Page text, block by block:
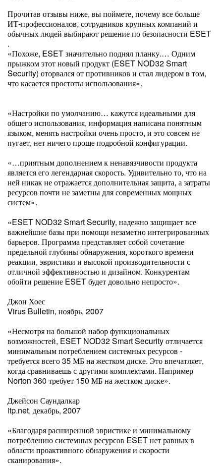
Прочитав отзывы ниже, вы поймете, почему все больше
ИТ-профессионалов, сотрудников крупных компаний и
обычных людей выбирают решение по безопасности ESET
.
«Похоже, ESET значительно поднял планку.… Одним
прыжком этот новый продукт (ESET NOD32 Smart
Security) оторвался от противников и стал лидером в том,
что касается простоты использования».
«Настройки по умолчанию… кажутся идеальными для
общего использования, информация написана понятным
языком, менять настройки очень просто, и это совсем не
пугает, нет ничего проще подробной конфигурации.
«…приятным дополнением к ненавязчивости продукта
является его легендарная скорость. Удивительно то, что на
ней никак не отражается дополнительная защита, а затраты
ресурсов почти не заметны для современных мощных
систем».
«ESET NOD32 Smart Security, надежно защищает все
важнейшие базы при помощи незаметно интегрированных
барьеров. Программа представляет собой сочетание
предельной глубины обнаружения, короткого времени
реакции, эвристики и высокой производительности с
отличной эффективностью и дизайном. Конкурентам
обойти решение ESET будет довольно непросто».
Джон Хоес
Virus Bulletin, ноябрь, 2007
«Несмотря на большой набор функциональных
возможностей, ESET NOD32 Smart Security отличается
минимальным потреблением системных ресурсов -
требуется всего 35 МБ на жестком диске. Это впечатляет,
когда сравниваешь с другими комплектами. Например
Norton 360 требует 150 МБ на жестком диске».
Джейсон Саундалкар
itp.net, декабрь, 2007
«Благодаря расширенной эвристике и минимальному
потреблению системных ресурсов ESET нет равных в
области проактивного обнаружения и скорости
сканирования».